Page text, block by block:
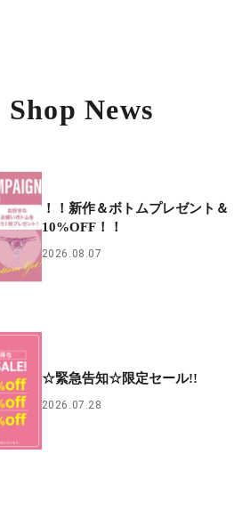
Shop News
！！新作＆ボトムプレゼント＆
10%OFF！！
2026.08.07
☆緊急告知☆限定セール!!
2026.07.28